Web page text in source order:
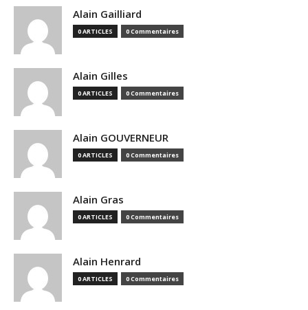
Alain Gailliard
0 ARTICLES 0 Commentaires
Alain Gilles
0 ARTICLES 0 Commentaires
Alain GOUVERNEUR
0 ARTICLES 0 Commentaires
Alain Gras
0 ARTICLES 0 Commentaires
Alain Henrard
0 ARTICLES 0 Commentaires